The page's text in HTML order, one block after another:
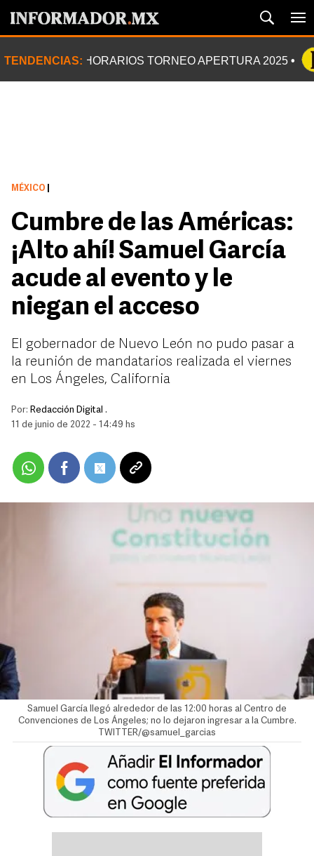
TENDENCIAS: HORARIOS TORNEO APERTURA 2025
MÉXICO
Cumbre de las Américas:
¡Alto ahí! Samuel García
acude al evento y le
niegan el acceso
El gobernador de Nuevo León no pudo pasar a
la reunión de mandatarios realizada el viernes
en Los Ángeles, California
Por: Redacción Digital .
11 de junio de 2022 - 14:49 hs
Samuel García llegó alrededor de las 12:00 horas al Centro de
Convenciones de Los Ángeles; no lo dejaron ingresar a la Cumbre.
TWITTER/@samuel_garcias